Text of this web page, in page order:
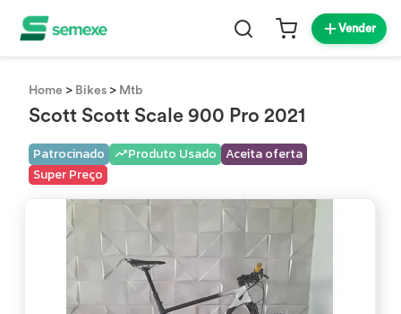
Vender
Home > Bikes > Mtb
Scott Scott Scale 900 Pro 2021
Patrocinado Produto Usado Aceita oferta
Super Preço